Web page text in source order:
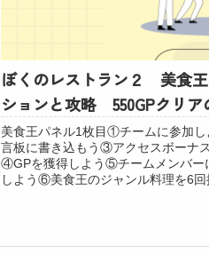
ぼくのレストラン２ 美食
ションと攻略 550GPクリア
美食王パネル1枚目①チームに参加
言板に書き込もう③アクセスボーナ
④GPを獲得しよう⑤チームメンバー
しよう⑥美食王のジャンル料理を6